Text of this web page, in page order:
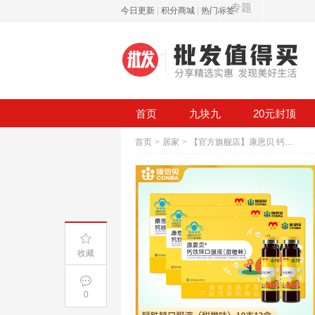
今日更新 积分商城 热门标签
首页 九块九 20元封顶
首页 > 居家 > 【官方旗舰店】康恩贝 钙铁锌口服液 10支装*3盒
收藏
0
专题